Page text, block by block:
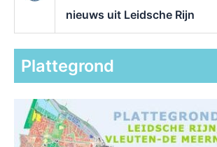
nieuws uit Leidsche Rijn
Plattegrond